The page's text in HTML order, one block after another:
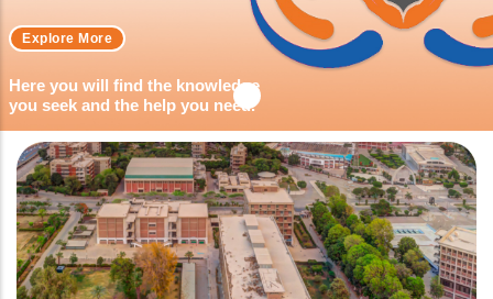
Here you will find the knowledge
you seek and the help you need.
Explore More